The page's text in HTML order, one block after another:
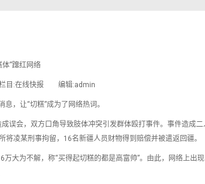
体”蹿红网络
目:在线快报 编辑:admin
，让“切糕”成为了网络热词。
误会，双方口角导致肢体冲突引发群体殴打事件。事件造成
凌某刑事拘留，16名新疆人员财物得到赔偿并被遣返回疆。
大为不解，称“买得起切糕的都是高富帅”。由此，网络上出现